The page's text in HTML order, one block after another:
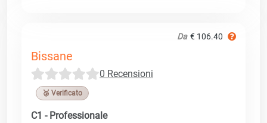
Da € 106.40
Bissane
0 Recensioni
🥉 Verificato
C1 - Professionale